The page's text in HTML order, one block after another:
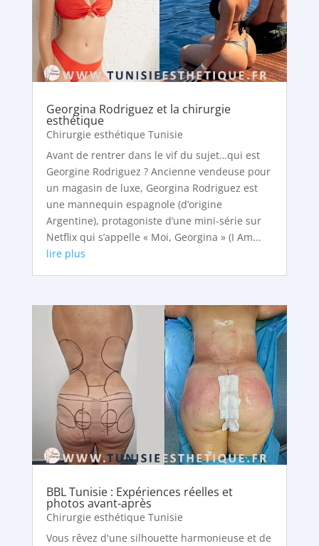
Georgina Rodriguez et la chirurgie
esthétique
Chirurgie esthétique Tunisie
Avant de rentrer dans le vif du sujet…qui est
Georgine Rodriguez ? Ancienne vendeuse pour
un magasin de luxe, Georgina Rodriguez est
une mannequin espagnole (d’origine
Argentine), protagoniste d’une mini-série sur
Netflix qui s’appelle « Moi, Georgina » (I Am...
lire plus
BBL Tunisie : Expériences réelles et
photos avant-après
Chirurgie esthétique Tunisie
Vous rêvez d'une silhouette harmonieuse et de